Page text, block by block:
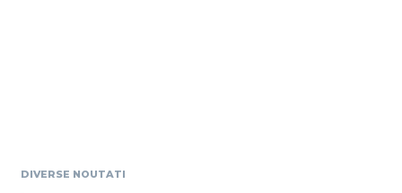
DIVERSE NOUTATI